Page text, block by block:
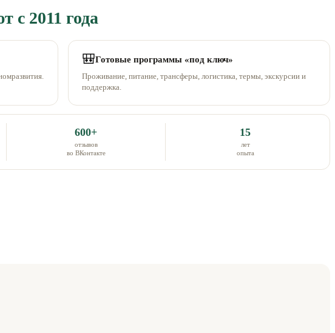
с 2011 года
🎒Готовые программы «под ключ»
Проживание, питание, трансферы, логистика, термы, экскурсии и
поддержка.
600+
отзывов
во ВКонтакте
15
лет
опыта